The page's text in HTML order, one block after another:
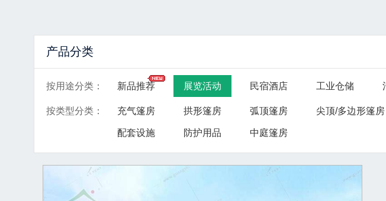
产品分类
按用途分类 ： 新品推荐 展览活动 民宿酒店 工业仓储
按类型分类 ： 充气篷房 拱形篷房 弧顶篷房 尖顶/多边形篷房
配套设施 防护用品 中庭篷房